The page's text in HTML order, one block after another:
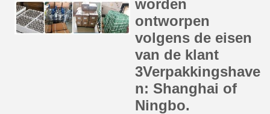
worden
ontworpen
volgens de eisen
van de klant
3Verpakkingshave
n: Shanghai of
Ningbo.